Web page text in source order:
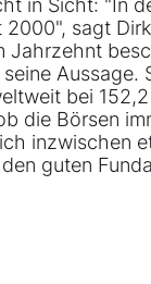
in Sicht: "In
sagt
Jahrzehnt
Aussage.
bei
die Börsen
inzwischen
guten